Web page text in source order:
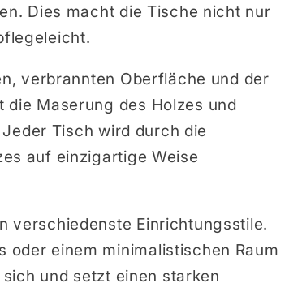
Dies macht die Tische nicht nur
verbrannten Oberfläche und der
Maserung des Holzes und
Tisch wird durch die
auf einzigartige Weise
verschiedenste Einrichtungsstile.
oder einem minimalistischen Raum
und setzt einen starken